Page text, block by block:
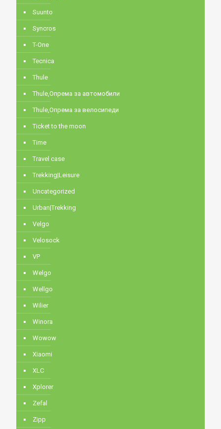
Suunto
Syncros
T-One
Tecnica
Thule
Thule,Опрема за автомобили
Thule,Опрема за велосипеди
Ticket to the moon
Time
Travel case
Trekking|Leisure
Uncategorized
Urban|Trekking
Velgo
Velosock
VP
Welgo
Wellgo
Wilier
Winora
Wowow
Xiaomi
XLC
Xplorer
Zefal
Zipp